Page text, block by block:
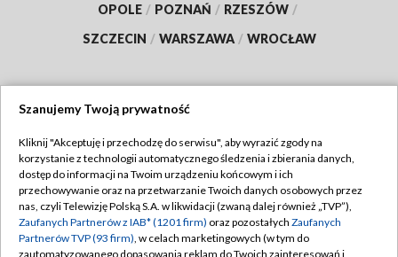
OPOLE / POZNAŃ / RZESZÓW /
SZCZECIN / WARSZAWA / WROCŁAW
TVP
Abonament TVP
Emisja w TVP
Centrum informacji TVP
Regulamin TVP
Polityka prywatności
Moje zgody
Szanujemy Twoją prywatność
Kliknij "Akceptuję i przechodzę do serwisu", aby wyrazić zgody na
korzystanie z technologii automatycznego śledzenia i zbierania danych,
dostęp do informacji na Twoim urządzeniu końcowym i ich
przechowywanie oraz na przetwarzanie Twoich danych osobowych przez
nas, czyli Telewizję Polską S.A. w likwidacji (zwaną dalej również „TVP”),
Zaufanych Partnerów z IAB* (1201 firm) oraz pozostałych Zaufanych
Partnerów TVP (93 firm), w celach marketingowych (w tym do
zautomatyzowanego dopasowania reklam do Twoich zainteresowań i